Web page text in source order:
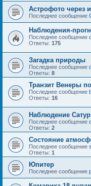
Астрофото через
Последнее сообщение
Наблюдения-
Последнее сообщение
Ответы: 175
Загадка природы
Последнее сообщение
Ответы: 8
Транзит Венеры
Последнее сообщение
Ответы: 16
Наблюдение
Последнее сообщение
Ответы: 2
Состояние
Последнее сообщение
Ответы: 1
Юпитер
Последнее сообщение